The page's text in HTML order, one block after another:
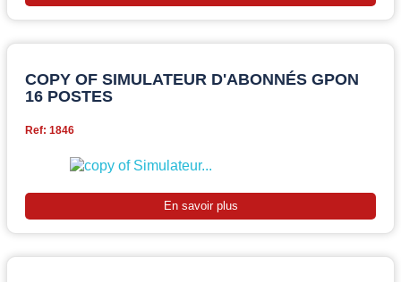
COPY OF SIMULATEUR D'ABONNÉS GPON
16 POSTES
Ref: 1846
En savoir plus